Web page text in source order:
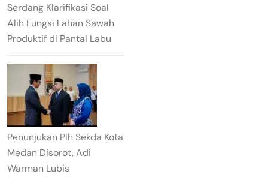
Serdang Klarifikasi Soal
Alih Fungsi Lahan Sawah
Produktif di Pantai Labu
Penunjukan Plh Sekda Kota
Medan Disorot, Adi
Warman Lubis